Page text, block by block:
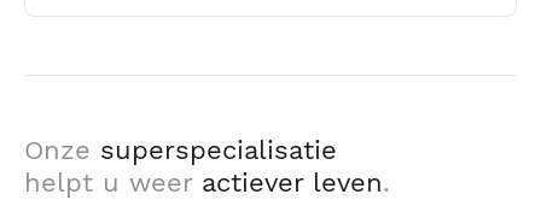
Onze superspecialisatie
helpt u weer actiever leven.